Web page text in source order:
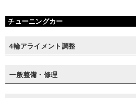
チューニングカー
4輪アライメント調整
一般整備・修理